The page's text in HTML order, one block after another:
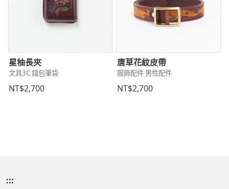
星柚長夾
文具3C 錢包筆袋
NT$2,700
唐草花紋皮帶
服飾配件 男性配件
NT$2,700
:::